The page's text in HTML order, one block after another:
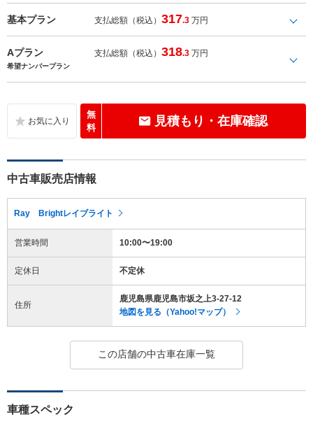
基本プラン 支払総額（税込）317.3 万円
Aプラン 支払総額（税込）318.3 万円
希望ナンバープラン
無
料
見積もり・在庫確認
中古車販売店情報
Ray Brightレイブライト
営業時間 10:00〜19:00
定休日 不定休
住所
鹿児島県鹿児島市坂之上3-27-12
地図を見る（Yahoo!マップ）
この店舗の中古車在庫一覧
車種スペック